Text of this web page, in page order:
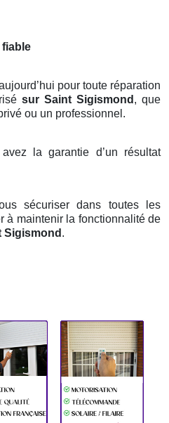
fiable
pour toute réparation
sur Saint Sigismond , que
ou un professionnel.
la garantie d’un résultat
sécuriser dans toutes les
à maintenir la fonctionnalité de
Sigismond .